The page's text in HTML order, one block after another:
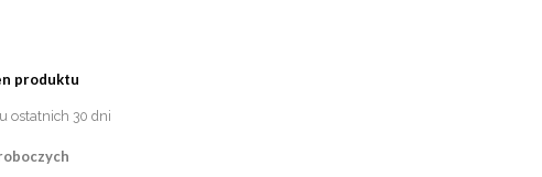
produktu
ostatnich 30 dni